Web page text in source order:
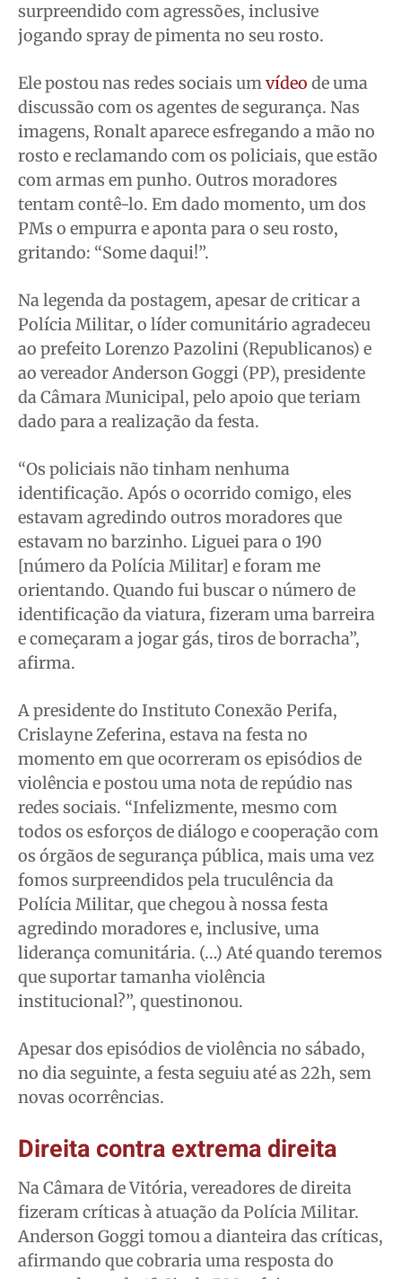
surpreendido com agressões, inclusive
jogando spray de pimenta no seu rosto.
Ele postou nas redes sociais umvídeo de uma
discussão com os agentes de segurança. Nas
imagens, Ronalt aparece esfregando a mão no
rosto e reclamando com os policiais, que estão
com armas em punho. Outros moradores
tentam contê-lo. Em dado momento, um dos
PMs o empurra e aponta para o seu rosto,
gritando: “Some daqui!”.
Na legenda da postagem, apesar de criticar a
Polícia Militar, o líder comunitário agradeceu
ao prefeito Lorenzo Pazolini (Republicanos) e
ao vereador Anderson Goggi (PP), presidente
da Câmara Municipal, pelo apoio que teriam
dado para a realização da festa.
“Os policiais não tinham nenhuma
identificação. Após o ocorrido comigo, eles
estavam agredindo outros moradores que
estavam no barzinho. Liguei para o 190
[número da Polícia Militar] e foram me
orientando. Quando fui buscar o número de
identificação da viatura, fizeram uma barreira
e começaram a jogar gás, tiros de borracha”,
afirma.
A presidente do Instituto Conexão Perifa,
Crislayne Zeferina, estava na festa no
momento em que ocorreram os episódios de
violência e postou uma nota de repúdio nas
redes sociais. “Infelizmente, mesmo com
todos os esforços de diálogo e cooperação com
os órgãos de segurança pública, mais uma vez
fomos surpreendidos pela truculência da
Polícia Militar, que chegou à nossa festa
agredindo moradores e, inclusive, uma
liderança comunitária. (…) Até quando teremos
que suportar tamanha violência
institucional?”, questinonou.
Apesar dos episódios de violência no sábado,
no dia seguinte, a festa seguiu até as 22h, sem
novas ocorrências.
Direita contra extrema direita
Na Câmara de Vitória, vereadores de direita
fizeram críticas à atuação da Polícia Militar.
Anderson Goggi tomou a dianteira das críticas,
afirmando que cobraria uma resposta do